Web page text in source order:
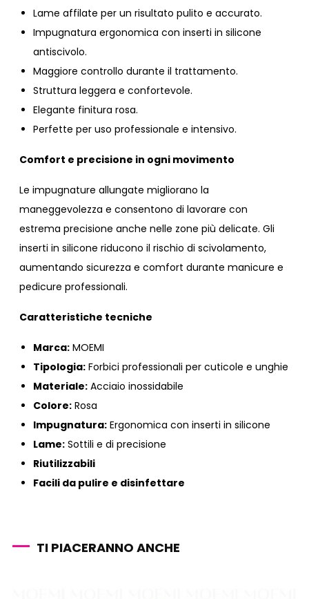
Lame affilate per un risultato pulito e accurato.
Impugnatura ergonomica con inserti in silicone
antiscivolo.
Maggiore controllo durante il trattamento.
Struttura leggera e confortevole.
Elegante finitura rosa.
Perfette per uso professionale e intensivo.
Comfort e precisione in ogni movimento
Le impugnature allungate migliorano la
maneggevolezza e consentono di lavorare con
estrema precisione anche nelle zone più delicate. Gli
inserti in silicone riducono il rischio di scivolamento,
aumentando sicurezza e comfort durante manicure e
pedicure professionali.
Caratteristiche tecniche
Marca: MOEMI
Tipologia: Forbici professionali per cuticole e unghie
Materiale: Acciaio inossidabile
Colore: Rosa
Impugnatura: Ergonomica con inserti in silicone
Lame: Sottili e di precisione
Riutilizzabili
Facili da pulire e disinfettare
TI PIACERANNO ANCHE